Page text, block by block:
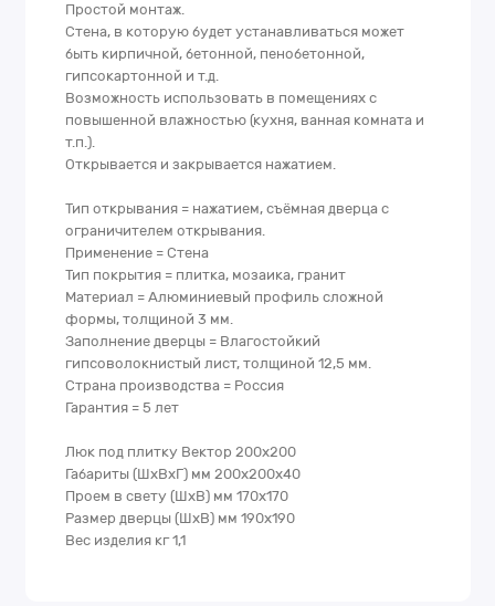
Простой монтаж.
Стена, в которую будет устанавливаться может
быть кирпичной, бетонной, пенобетонной,
гипсокартонной и т.д.
Возможность использовать в помещениях с
повышенной влажностью (кухня, ванная комната и
т.п.).
Открывается и закрывается нажатием.
Тип открывания = нажатием, съёмная дверца с
ограничителем открывания.
Применение = Стена
Тип покрытия = плитка, мозаика, гранит
Материал = Алюминиевый профиль сложной
формы, толщиной 3 мм.
Заполнение дверцы = Влагостойкий
гипсоволокнистый лист, толщиной 12,5 мм.
Страна производства = Россия
Гарантия = 5 лет
Люк под плитку Вектор 200х200
Габариты (ШхВхГ) мм 200х200х40
Проем в свету (ШхВ) мм 170х170
Размер дверцы (ШхВ) мм 190х190
Вес изделия кг 1,1